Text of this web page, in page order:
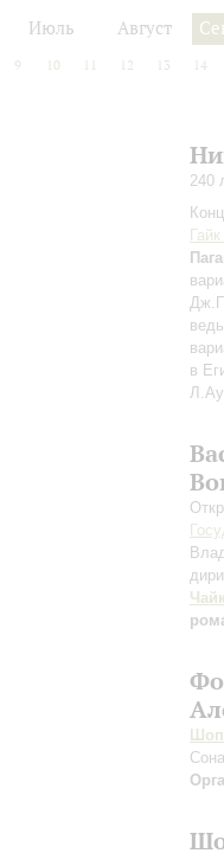
Июль Август
9 10 11 12 13 14
240
в